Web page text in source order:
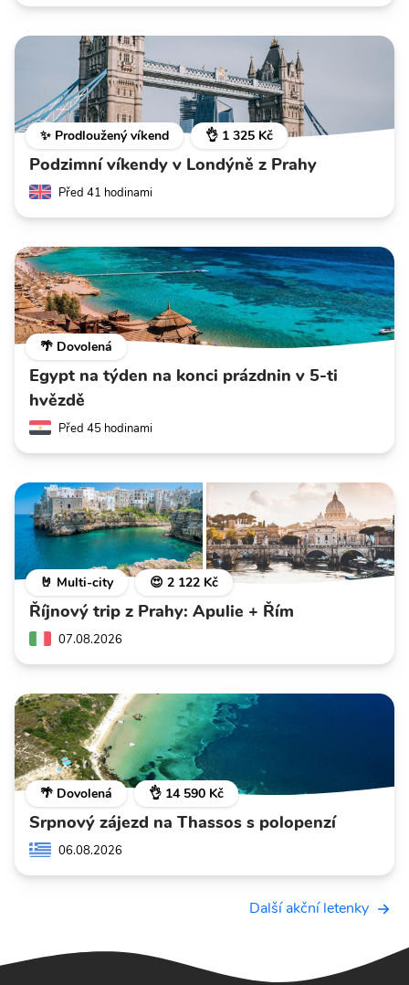
✨ Prodloužený víkend 👌 1 325 Kč
Podzimní víkendy v Londýně z Prahy
Před 41 hodinami
🌴 Dovolená
Egypt na týden na konci prázdnin v 5-ti
hvězdě
Před 45 hodinami
🤘 Multi-city 😍 2 122 Kč
Říjnový trip z Prahy: Apulie + Řím
07.08.2026
🌴 Dovolená 👌 14 590 Kč
Srpnový zájezd na Thassos s polopenzí
06.08.2026
Další akční letenky